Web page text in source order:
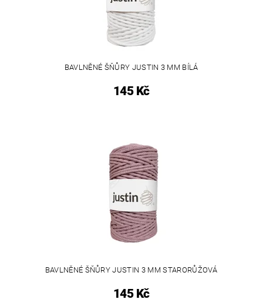
BAVLNĚNÉ ŠŇŮRY JUSTIN 3 MM BÍLÁ
145 Kč
BAVLNĚNÉ ŠŇŮRY JUSTIN 3 MM STARORŮŽOVÁ
145 Kč